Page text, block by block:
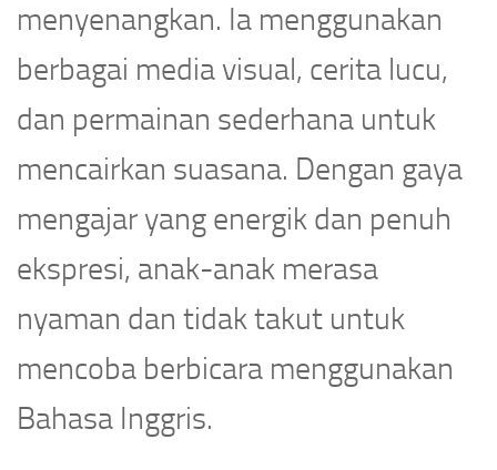
menyenangkan. Ia menggunakan
berbagai media visual, cerita lucu,
dan permainan sederhana untuk
mencairkan suasana. Dengan gaya
mengajar yang energik dan penuh
ekspresi, anak-anak merasa
nyaman dan tidak takut untuk
mencoba berbicara menggunakan
Bahasa Inggris.